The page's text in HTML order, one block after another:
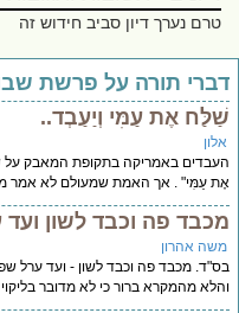
טרם נערך דיון סביב חידוש זה
תורה על פרשת שבוע
אֶת עַמִּי וְיַעַבְד..
באמריקה בתקופת המאבק על
עַמִּי" . אך האמת שמעולם לא אמר
פה וכבד לשון ועד
אהרון
מכבד פה וכבד לשון - ועד ערל
מהמקרא ברור כי לא מדובר בליקוי